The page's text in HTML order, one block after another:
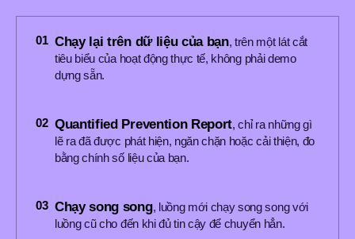
01 Chạy lại trên dữ liệu của bạn, trên một lát cắt
tiêu biểu của hoạt động thực tế, không phải demo
dựng sẵn.
02 Quantified Prevention Report, chỉ ra những gì
lẽ ra đã được phát hiện, ngăn chặn hoặc cải thiện, đo
bằng chính số liệu của bạn.
03 Chạy song song, luồng mới chạy song song với
luồng cũ cho đến khi đủ tin cậy để chuyển hẳn.